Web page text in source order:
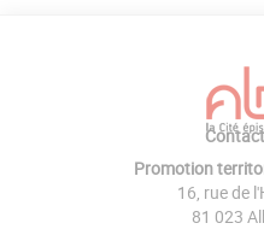
Promotion
16, rue de
81 023